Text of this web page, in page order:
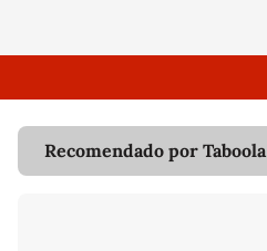
Recomendado por Taboola